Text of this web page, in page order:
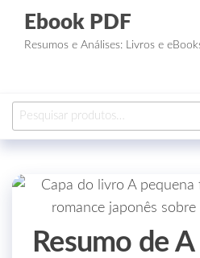
Ebook PDF
Resumos e Análises: Livros e
Resumo de